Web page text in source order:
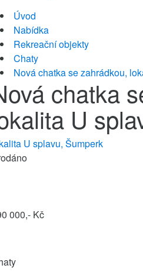
Úvod
Nabídka
Rekreační objekty
Chaty
Nová chatka se zahrádkou,
chatka
U
U splavu, Šumperk
000,- Kč